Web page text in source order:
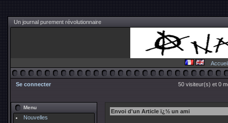
Un journal purement révolutionnaire
Accueil
Se connecter 50 visiteur(s) et 0
Menu
Nouvelles
Envoi d'un Article ï¿½ un ami